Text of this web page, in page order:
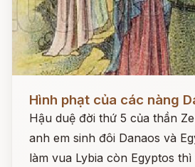
Hình phạt của các nàng
Hậu duệ đời thứ 5 của thần
anh em sinh đôi Danaos và
làm vua Lybia còn Egyptos